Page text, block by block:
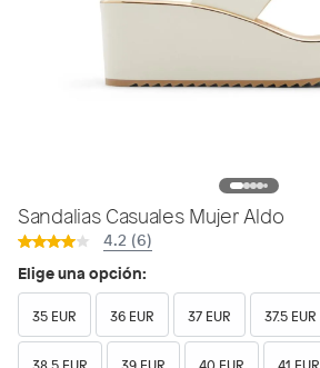
Sandalias Casuales Mujer Aldo
4.2 (6)
Elige una opción:
35 EUR 36 EUR 37 EUR 37.5 EUR